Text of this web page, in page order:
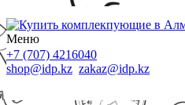
Меню
+7 (707) 4216040
shop@idp.kz zakaz@idp.kz